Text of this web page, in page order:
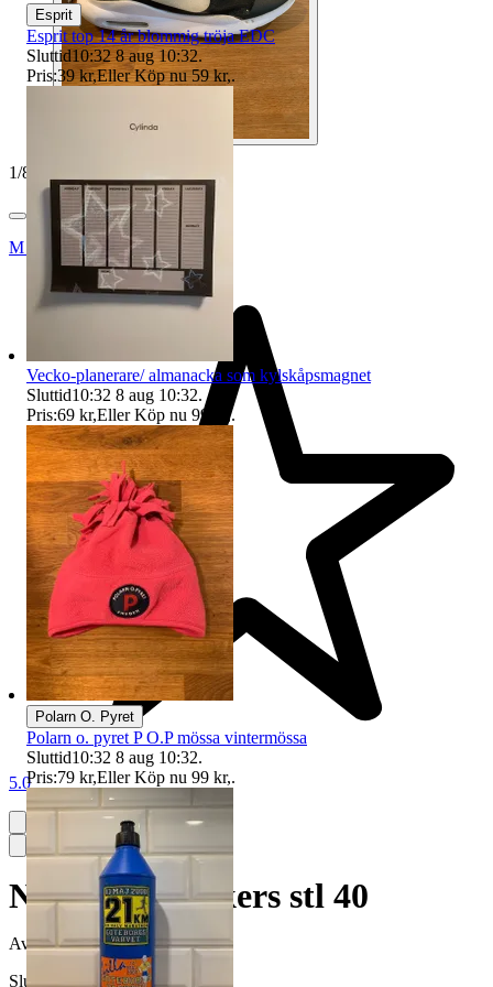
1/8
Midsommarnatt
5.0
Nike Air Sneakers stl 40
Avslutad 19 jun 12:24
Slutpris
Esprit
Esprit top 14 år blommig tröja EDC
Sluttid10:32 8 aug 10:32.
Pris:39 kr,Eller Köp nu 59 kr,.
Vecko-planerare/ almanacka som kylskåpsmagnet
Sluttid10:32 8 aug 10:32.
Pris:69 kr,Eller Köp nu 99 kr ,.
Polarn O. Pyret
Polarn o. pyret P O.P mössa vintermössa
Sluttid10:32 8 aug 10:32.
Pris:79 kr,Eller Köp nu 99 kr,.